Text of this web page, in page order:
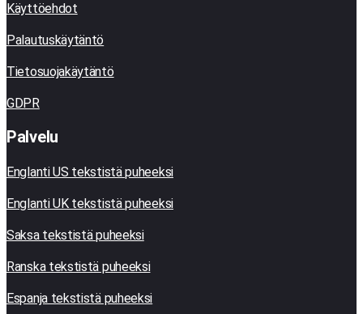
Käyttöehdot
Palautuskäytäntö
Tietosuojakäytäntö
GDPR
Palvelu
Englanti US tekstistä puheeksi
Englanti UK tekstistä puheeksi
Saksa tekstistä puheeksi
Ranska tekstistä puheeksi
Espanja tekstistä puheeksi